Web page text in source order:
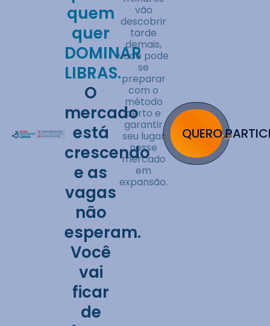
quem
quer
DOMINAR
LIBRAS.
O
mercado
está
crescendo
e as
vagas
não
esperam.
Você
vai
ficar
de
vão
descobrir
tarde
demais,
você pode
se
preparar
com o
método
certo e
garantir
seu lugar
nesse
mercado
em
expansão.
QUERO